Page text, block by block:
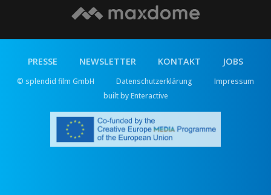
PRESSE NEWSLETTER KONTAKT JOBS
© splendid film GmbH Datenschutzerklärung
Impressum
built by Enteractive